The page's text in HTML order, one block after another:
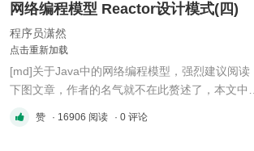
`https://www.rocket110.com/` 是马甲,一回事 !
(data/attachment/forum/202210/13/163818oz3s
2c0qpaccjkcc.png?image ...
网络编程模型 Reactor设计模式(四)
程序员潇然
点击重新加载
[md]关于Java中的网络编程模型，强烈建议阅读
下图文章，作者的名气就不在此赘述了，本文中也
赞 · 16906 阅读 · 0 评论